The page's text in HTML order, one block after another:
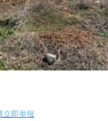
立即举报